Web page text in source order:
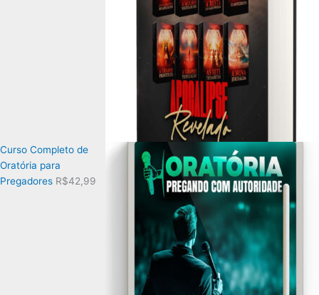
Curso Completo de
Oratória para
Pregadores R$42,99